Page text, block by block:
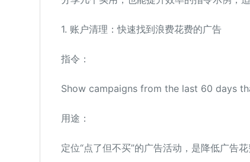
1. 账户清理：快速找到浪费花费的广告
指令：
Show campaigns from the last 60 days
用途：
定位“点了但不买”的广告活动，是降低广告花